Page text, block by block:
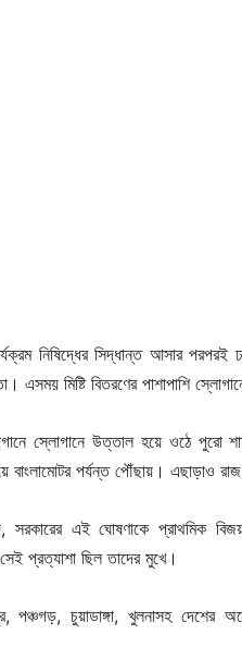
নিষিদ্ধের সিদ্ধান্ত আসার পরপরই
এসময় মিষ্টি বিতরণের পাশাপাশি
স্লোগানে উত্তাল হয়ে ওঠে পুরো
হয়ে বাংলামোটর পর্যন্ত পৌঁছায়। এছাড়াও
সরকারের এই ঘোষণাকে প্রাথমিক
প্রত্যাশা ছিল তাদের মুখে।
পঞ্চগড়, চুয়াডাঙ্গা, খুলনাসহ দেশের